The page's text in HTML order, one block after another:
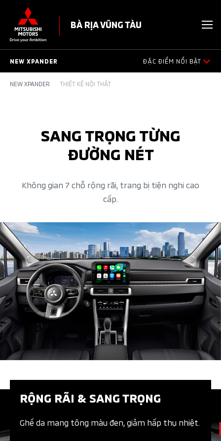
BÀ RỊA VŨNG TÀU
NEW XPANDER ĐẶC ĐIỂM NỔI BẬT
VẬN HÀNH
NEW XPANDER THIẾT KẾ NỘI THẤT
SANG TRỌNG TỪNG
ĐƯỜNG NÉT
Không gian 7 chỗ rộng rãi, trang bị tiện nghi cao
cấp​.
RỘNG RÃI & SANG TRỌNG ​​
Ghế da mang tông màu đen, giảm hấp thụ nhiệt​.​